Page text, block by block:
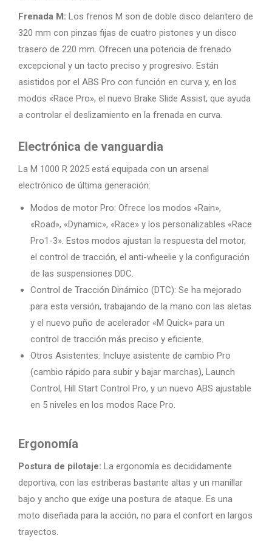
Frenada M: Los frenos M son de doble disco delantero de
320 mm con pinzas fijas de cuatro pistones y un disco
trasero de 220 mm. Ofrecen una potencia de frenado
excepcional y un tacto preciso y progresivo. Están
asistidos por el ABS Pro con función en curva y, en los
modos «Race Pro», el nuevo Brake Slide Assist, que ayuda
a controlar el deslizamiento en la frenada en curva.
Electrónica de vanguardia
La M 1000 R 2025 está equipada con un arsenal
electrónico de última generación:
Modos de motor Pro: Ofrece los modos «Rain»,
«Road», «Dynamic», «Race» y los personalizables «Race
Pro1-3». Estos modos ajustan la respuesta del motor,
el control de tracción, el anti-wheelie y la configuración
de las suspensiones DDC.
Control de Tracción Dinámico (DTC): Se ha mejorado
para esta versión, trabajando de la mano con las aletas
y el nuevo puño de acelerador «M Quick» para un
control de tracción más preciso y eficiente.
Otros Asistentes: Incluye asistente de cambio Pro
(cambio rápido para subir y bajar marchas), Launch
Control, Hill Start Control Pro, y un nuevo ABS ajustable
en 5 niveles en los modos Race Pro.
Ergonomía
Postura de pilotaje: La ergonomía es decididamente
deportiva, con las estriberas bastante altas y un manillar
bajo y ancho que exige una postura de ataque. Es una
moto diseñada para la acción, no para el confort en largos
trayectos.